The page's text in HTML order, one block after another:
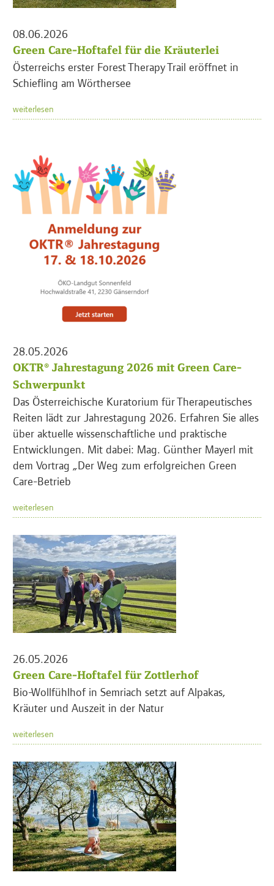
08.06.2026
Green Care-Hoftafel für die Kräuterlei
Österreichs erster Forest Therapy Trail eröffnet in
Schiefling am Wörthersee
weiterlesen
28.05.2026
OKTR® Jahrestagung 2026 mit Green Care-
Schwerpunkt
Das Österreichische Kuratorium für Therapeutisches
Reiten lädt zur Jahrestagung 2026. Erfahren Sie alles
über aktuelle wissenschaftliche und praktische
Entwicklungen. Mit dabei: Mag. Günther Mayerl mit
dem Vortrag „Der Weg zum erfolgreichen Green
Care-Betrieb
weiterlesen
26.05.2026
Green Care-Hoftafel für Zottlerhof
Bio-Wollfühlhof in Semriach setzt auf Alpakas,
Kräuter und Auszeit in der Natur
weiterlesen